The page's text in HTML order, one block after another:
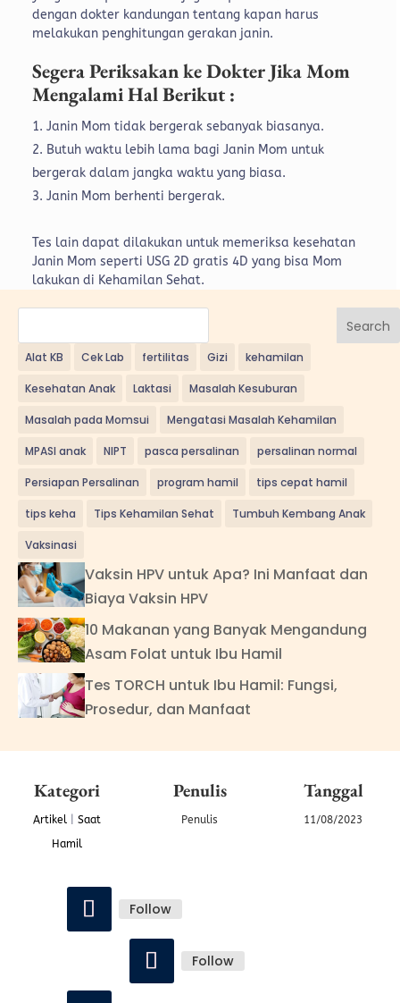
dengan dokter kandungan tentang kapan harus
melakukan penghitungan gerakan janin.
Segera Periksakan ke Dokter Jika Mom
Mengalami Hal Berikut :
Janin Mom tidak bergerak sebanyak biasanya.
Butuh waktu lebih lama bagi Janin Mom untuk
bergerak dalam jangka waktu yang biasa.
Janin Mom berhenti bergerak.
Tes lain dapat dilakukan untuk memeriksa kesehatan
Janin Mom seperti USG 2D gratis 4D yang bisa Mom
lakukan di Kehamilan Sehat.
Search
Alat KB Cek Lab fertilitas Gizi kehamilan
Kesehatan Anak Laktasi Masalah Kesuburan
Masalah pada Momsui Mengatasi Masalah Kehamilan
MPASI anak NIPT pasca persalinan persalinan normal
Persiapan Persalinan program hamil tips cepat hamil
tips keha Tips Kehamilan Sehat Tumbuh Kembang Anak
Vaksinasi
Vaksin HPV untuk Apa? Ini Manfaat dan
Biaya Vaksin HPV
10 Makanan yang Banyak Mengandung
Asam Folat untuk Ibu Hamil
Tes TORCH untuk Ibu Hamil: Fungsi,
Prosedur, dan Manfaat
Kategori
Artikel| Saat
Hamil
Penulis
Penulis
Tanggal
11/08/2023
Follow
Follow